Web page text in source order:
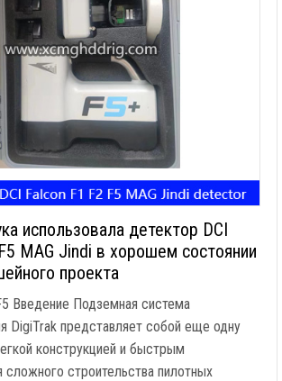
использовала детектор DCI
MAG Jindi в хорошем состоянии
проекта
Введение Подземная система
DigiTrak представляет собой еще одну
конструкцией и быстрым
сложного строительства пилотных